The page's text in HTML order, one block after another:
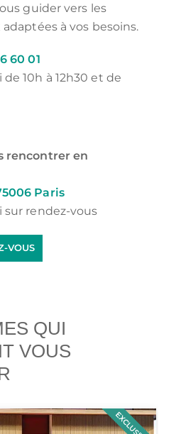
guider vers les
à vos besoins.
60 01
10h à 12h30 et de
rencontrer en
Paris
sur rendez-vous
VOUS
QUI
VOUS